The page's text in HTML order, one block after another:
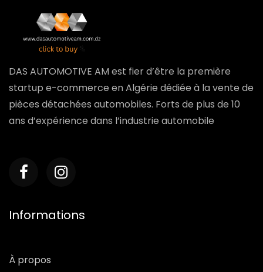
DAS AUTOMOTIVE AM est fier d’être la première
startup e-commerce en Algérie dédiée à la vente de
pièces détachées automobiles. Forts de plus de 10
ans d’expérience dans l’industrie automobile
Informations
À propos